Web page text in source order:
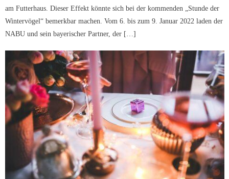
am Futterhaus. Dieser Effekt könnte sich bei der kommenden „Stunde der
Wintervögel“ bemerkbar machen. Vom 6. bis zum 9. Januar 2022 laden der
NABU und sein bayerischer Partner, der […]